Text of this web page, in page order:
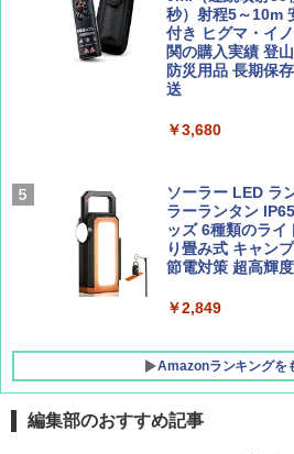
BE-PAL(ビ-パル)
SOTO ミニマル"
￥1,500
新しい日本地理
解く (講談社現代
￥1,540
ーティング フル
簡単設置 ポップ
ュ(BC仕様)
￥8,991
収納 コンパクト
ソロキャンプ ソ
￥20,718
秒）射程5～10m
付き ヒグマ・イ
関の購入実績 登
防災用品 長期保
送
￥3,680
ソーラー LED ラ
ラーランタン
ッズ 6種類のライ
り畳み式 キャン
節電対策 超高輝
￥2,849
Amazonランキングを
編集部のおすすめ記事